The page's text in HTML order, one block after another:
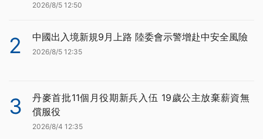
2026/8/5 12:50
2 中國出入境新規9月上路 陸委會示警增赴中安全風險
2026/8/5 12:35
3
丹麥首批11個月役期新兵入伍 19歲公主放棄薪資無
償服役
2026/8/4 12:35